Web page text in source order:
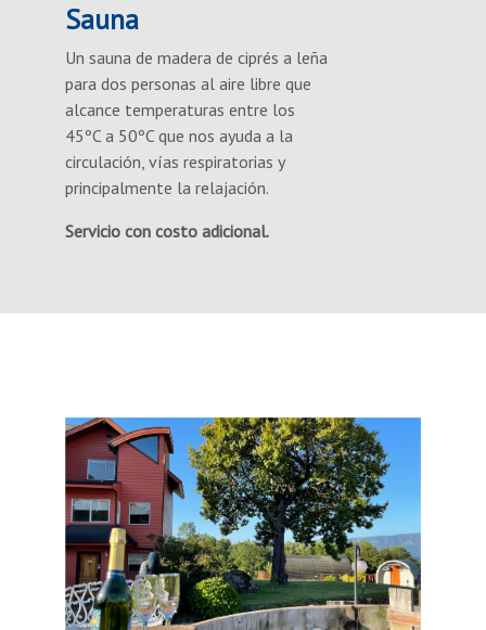
Sauna
Un sauna de madera de ciprés a leña
para dos personas al aire libre que
alcance temperaturas entre los
45ºC a 50ºC que nos ayuda a la
circulación, vías respiratorias y
principalmente la relajación.
Servicio con costo adicional.